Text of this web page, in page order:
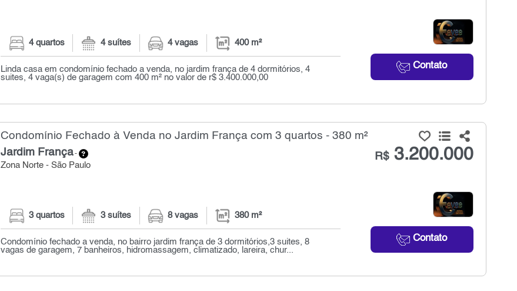
Contato
4 quartos 4 suítes 4 vagas 400 m²
Linda casa em condomínio fechado a venda, no jardim frança de 4 dormitórios, 4
suites, 4 vaga(s) de garagem com 400 m² no valor de r$ 3.400.000,00
Condomínio Fechado à Venda no Jardim França com 3 quartos - 380 m²
Jardim França-
Zona Norte - São Paulo
R$3.200.000
Contato
3 quartos 3 suítes 8 vagas 380 m²
Condomínio fechado a venda, no bairro jardim frança de 3 dormitórios,3 suites, 8
vagas de garagem, 7 banheiros, hidromassagem, climatizado, lareira, chur...